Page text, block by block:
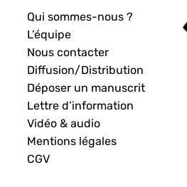
Qui sommes-nous ?
L’équipe
Nous contacter
Diffusion/Distribution
Déposer un manuscrit
Lettre d’information
Vidéo & audio
Mentions légales
CGV